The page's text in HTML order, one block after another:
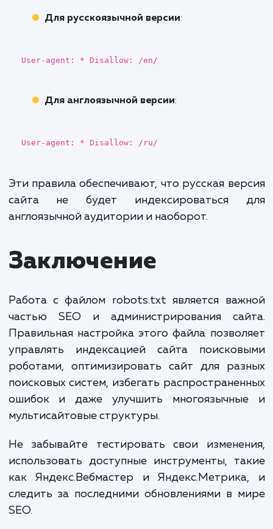
мультисайтов и
многоязычных
сайтов
Мультисайтовые структуры
Если у вас есть несколько поддоменов
многоязычные версии сайта, работа с
правильным подходом вы сможете
управлять индексацией.
У каждого поддомена должен быть свой файл
robots.txt: Если у вас есть поддомен
его файл robots.txt должен быть размещен по
en.example.com/robots.txt.
Используйте hreflang для многоязычных
забудьте указать правильные теги hreflang для
Примеры правил для
Пример для сайта с